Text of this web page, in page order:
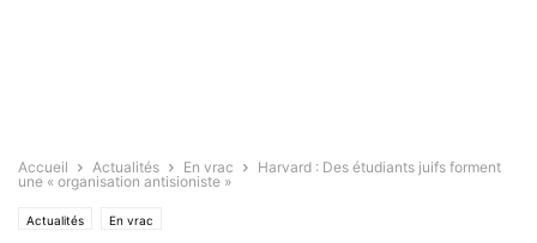
Accueil Actualités En vrac
Harvard : Des étudiants juifs forment
une « organisation antisioniste »
Actualités En vrac